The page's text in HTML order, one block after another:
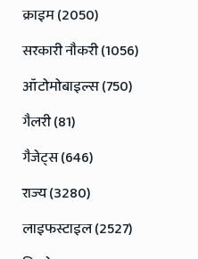
क्राइम (2050)
सरकारी नौकरी (1056)
ऑटोमोबाइल्स (750)
गैलरी (81)
गैजेट्स (646)
राज्य (3280)
लाइफस्टाइल (2527)